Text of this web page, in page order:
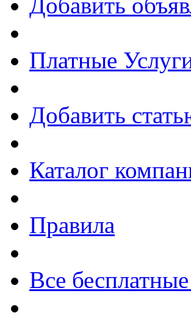
Платные
Добавить
Каталог
Правила
Все